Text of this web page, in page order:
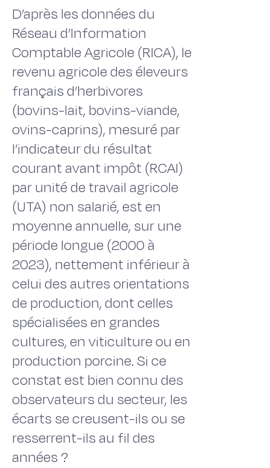
D’après les données du
Réseau d’Information
Comptable Agricole (RICA), le
revenu agricole des éleveurs
français d’herbivores
(bovins-lait, bovins-viande,
ovins-caprins), mesuré par
l’indicateur du résultat
courant avant impôt (RCAI)
par unité de travail agricole
(UTA) non salarié, est en
moyenne annuelle, sur une
période longue (2000 à
2023), nettement inférieur à
celui des autres orientations
de production, dont celles
spécialisées en grandes
cultures, en viticulture ou en
production porcine. Si ce
constat est bien connu des
observateurs du secteur, les
écarts se creusent-ils ou se
resserrent-ils au fil des
années ?